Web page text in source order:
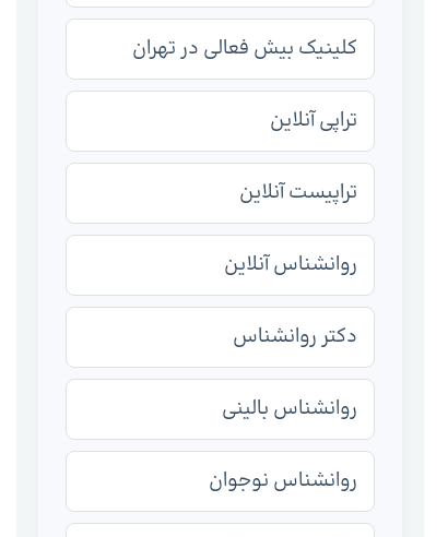
کلینیک بیش فعالی در تهران
تراپی آنلاین
تراپیست آنلاین
روانشناس آنلاین
دکتر روانشناس
روانشناس بالینی
روانشناس نوجوان